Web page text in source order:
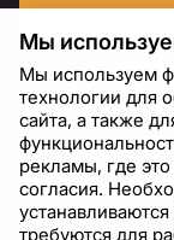
Мы
Мы используем
технологии для
сайта, а также
рекламы, где
согласия.
требуются для